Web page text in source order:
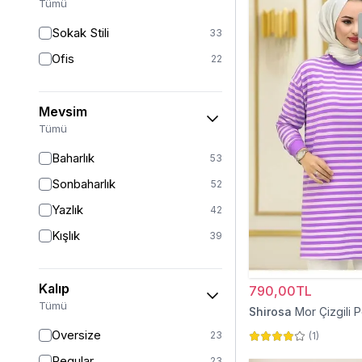
Kırmızı
Turkuaz
Tümü
Sokak Stili 33
Ofis 22
Mevsim
Tümü
Baharlık 53
Sonbaharlık 52
Yazlık 42
Kışlık 39
Kalıp
Tümü
Oversize 23
790,00TL
Shirosa Mor Çizgili
(1)